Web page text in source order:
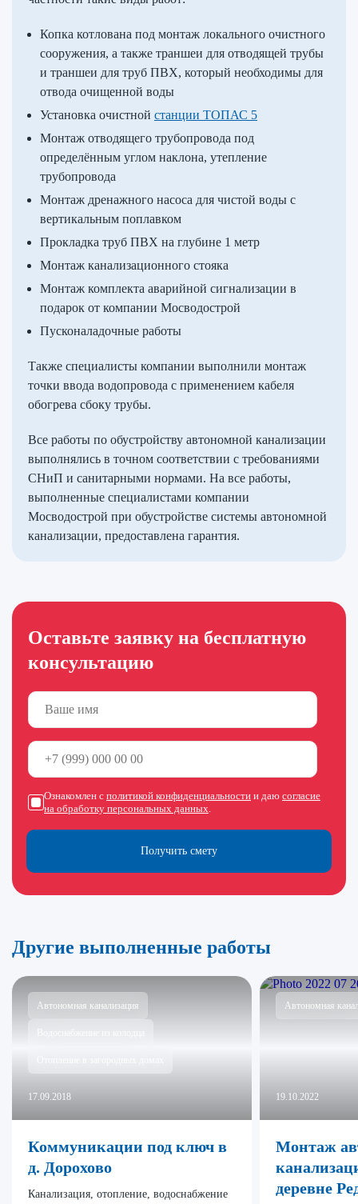
Копка котлована под монтаж локального очистного
сооружения, а также траншеи для отводящей трубы
и траншеи для труб ПВХ, который необходимы для
отвода очищенной воды
Установка очистной станции ТОПАС 5
Монтаж отводящего трубопровода под
определённым углом наклона, утепление
трубопровода
Монтаж дренажного насоса для чистой воды с
вертикальным поплавком
Прокладка труб ПВХ на глубине 1 метр
Монтаж канализационного стояка
Монтаж комплекта аварийной сигнализации в
подарок от компании Мосводострой
Пусконаладочные работы
Также специалисты компании выполнили монтаж
точки ввода водопровода с применением кабеля
обогрева сбоку трубы.
Все работы по обустройству автономной канализации
выполнялись в точном соответствии с требованиями
СНиП и санитарными нормами. На все работы,
выполненные специалистами компании
Мосводострой при обустройстве системы автономной
канализации, предоставлена гарантия.
Оставьте заявку на бесплатную
консультацию
Получить смету
Ознакомлен с политикой конфиденциальности и даю согласие
на обработку персональных данных.
Другие выполненные работы
Автономная канализация
17.09.2018
Коммуникации под ключ в
д. Дорохово
Канализация, отопление, водоснабжение
Автономная
19.10.2022
Монтаж
деревне